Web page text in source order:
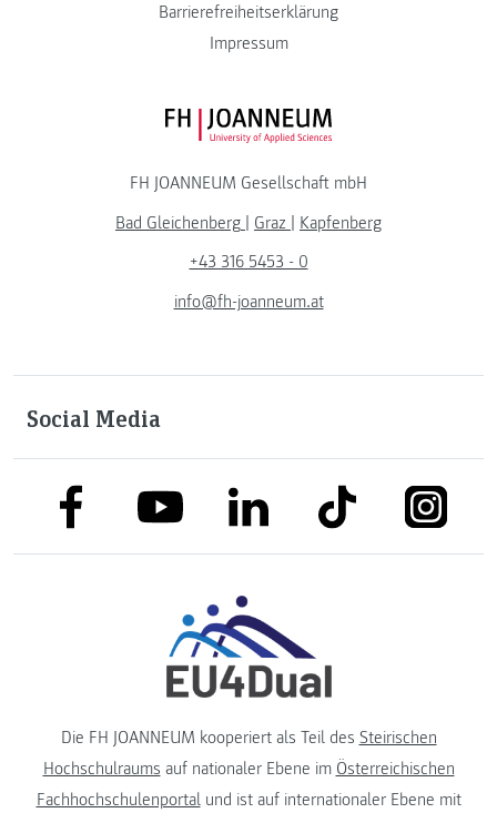
Barrierefreiheitserklärung
Impressum
FH JOANNEUM Logo
FH JOANNEUM Gesellschaft mbH
Bad Gleichenberg | Graz | Kapfenberg
+43 316 5453 - 0
info@fh-joanneum.at
Social Media
link to facebooklink to youtubelink to linkedinlink to tiktok link to
Die FH JOANNEUM kooperiert als Teil des Steirischen
Hochschulraums auf nationaler Ebene im Österreichischen
Fachhochschulenportalund ist auf internationaler Ebene mit